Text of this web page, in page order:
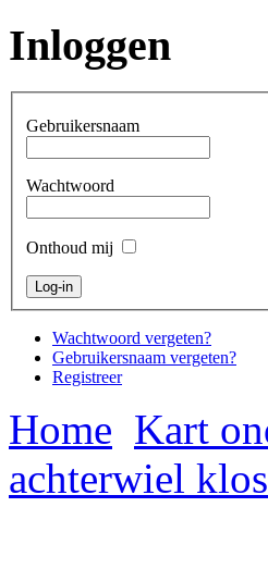
Inloggen
Gebruikersnaam
Wachtwoord
Onthoud mij
Wachtwoord vergeten?
Gebruikersnaam vergeten?
Registreer
Home Kart
achterwiel